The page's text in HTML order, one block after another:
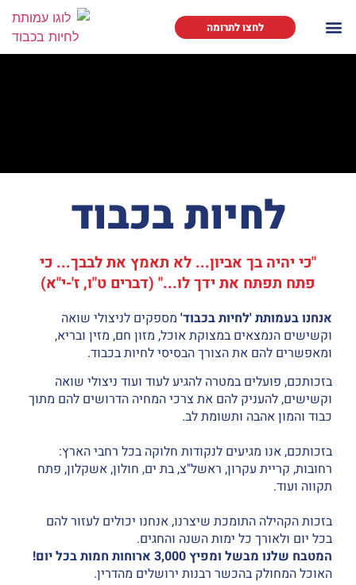
לחצו לתרומה
לחיות בכבוד
"כי יהיה בך אביון... לא תאמץ את לבבך... כי
פתח תפתח את ידך לו..." (דברים ט"ו, ז'-י"א)
אנחנו בעמותת 'לחיות בכבוד' מספקים לניצולי שואה
וקשישים הנמצאים במצוקת אוכל, מזון חם, מזין ובריא,
ומאפשרים להם את הצורך הבסיסי לחיות בכבוד.
בזכותכם, פועלים במטרה להגיע לעוד ועוד ניצולי שואה
וקשישים, להעניק להם את צרכי המחיה הדרושים להם מתוך
כבוד והמון אהבה ותשומת לב.
בזכותכם, אנו מגיעים לנקודות חלוקה בכל רחבי הארץ:
רחובות, קריית עקרון, ראשל"צ, בת ים, חולון, אשקלון, פתח
תקווה ועוד.
בזכות הקהילה התומכת שיצרנו, אנחנו יכולים לעזור להם
בכל יום ולאורך כל ימות השנה והחגים.
המטבח שלנו מבשל ומפיץ 3,000 ארוחות חמות בכל יום!
האוכל המחולק בהכשר רבנות ירושלים מהדרין.